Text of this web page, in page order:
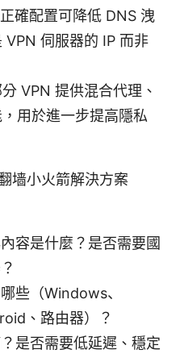
確配置可降低 DNS 洩
VPN 伺服器的 IP 而非
VPN 提供混合代理、
用於進一步提高隱私
墙小火箭解決方案
容是什麼？是否需要國
些（Windows、
、路由器）？
是否需要低延遲、穩定